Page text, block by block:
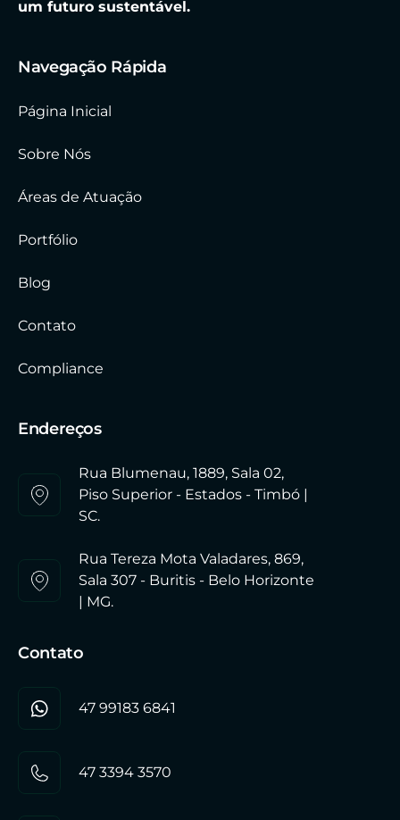
um futuro sustentável.
Navegação Rápida
Página Inicial
Sobre Nós
Áreas de Atuação
Portfólio
Blog
Contato
Compliance
Endereços
Rua Blumenau, 1889, Sala 02,
Piso Superior - Estados - Timbó |
SC.
Rua Tereza Mota Valadares, 869,
Sala 307 - Buritis - Belo Horizonte
| MG.
Contato
47 99183 6841
47 3394 3570